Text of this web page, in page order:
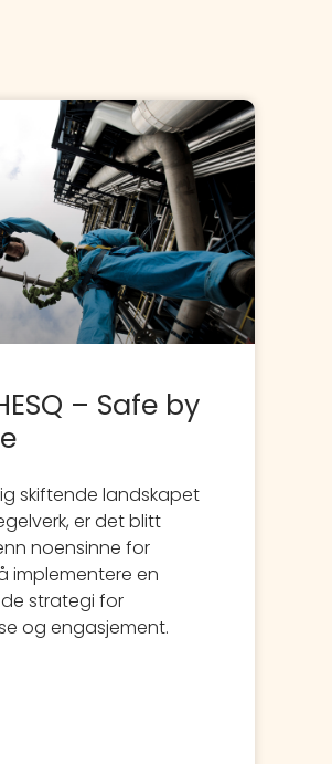
– Safe by
skiftende landskapet
er det blitt
noensinne for
implementere en
strategi for
og engasjement.